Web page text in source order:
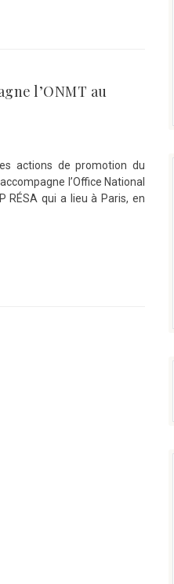
l’ONMT au
actions de promotion du
l’Office National
RÉSA qui a lieu à Paris, en